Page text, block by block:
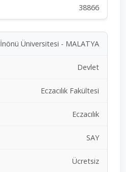
38866
İnönü Üniversitesi - MALATYA
Devlet
Eczacılık Fakültesi
Eczacılık
SAY
Ücretsiz